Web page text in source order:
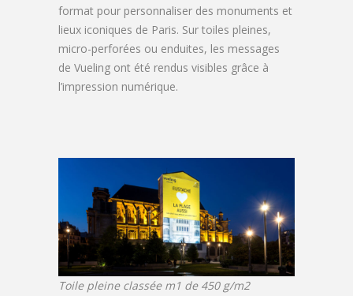
format pour personnaliser des monuments et
lieux iconiques de Paris. Sur toiles pleines,
micro-perforées ou enduites, les messages
de Vueling ont été rendus visibles grâce à
l’impression numérique.
Toile pleine classée m1 de 450 g/m2